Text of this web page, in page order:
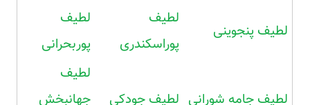
لطیف پنجوینی
لطیف
پوراسکندری
لطیف
پوربحرانی
لطیف جامه شورانی لطیف جودکی
لطیف
جهانبخش